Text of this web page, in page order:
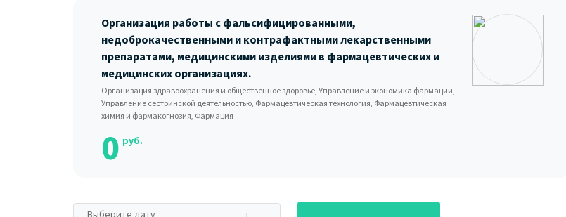
Организация работы с фальсифицированными,
недоброкачественными и контрафактными лекарственными
препаратами, медицинскими изделиями в фармацевтических и
медицинских организациях.
Организация здравоохранения и общественное здоровье, Управление и экономика фармации,
Управление сестринской деятельностью, Фармацевтическая технология, Фармацевтическая
химия и фармакогнозия, Фармация
0 руб.
Выберите дату